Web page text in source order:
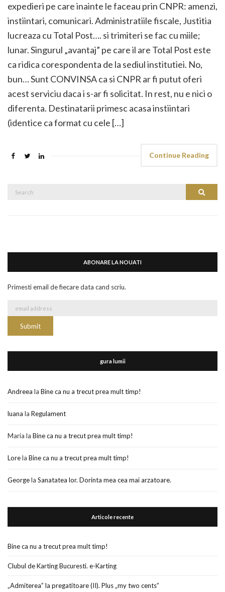
expedieri pe care inainte le faceau prin CNPR: amenzi,
instiintari, comunicari. Administratiile fiscale, Justitia
lucreaza cu Total Post…. si trimiteri se fac cu miile;
lunar. Singurul „avantaj” pe care il are Total Post este
ca ridica corespondenta de la sediul institutiei. No,
bun… Sunt CONVINSA ca si CNPR ar fi putut oferi
acest serviciu daca i s-ar fi solicitat. In rest, nu e nici o
diferenta. Destinatarii primesc acasa instiintari
(identice ca format cu cele […]
Continue Reading
Search
ABONARE LA NOUATI
Primesti email de fiecare data cand scriu.
gura lumii
Andreea la Bine ca nu a trecut prea mult timp!
luana la Regulament
Maria la Bine ca nu a trecut prea mult timp!
Lorela Bine ca nu a trecut prea mult timp!
Georgela Sanatatea lor. Dorinta mea cea mai arzatoare.
Articole recente
Bine ca nu a trecut prea mult timp!
Clubul de Karting Bucuresti. e-Karting
„Admiterea” la pregatitoare (II). Plus „my two cents”